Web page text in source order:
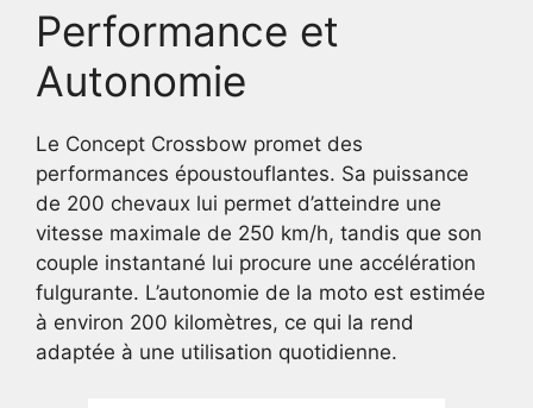
Performance et
Autonomie
Le Concept Crossbow promet des
performances époustouflantes. Sa puissance
de 200 chevaux lui permet d’atteindre une
vitesse maximale de 250 km/h, tandis que son
couple instantané lui procure une accélération
fulgurante. L’autonomie de la moto est estimée
à environ 200 kilomètres, ce qui la rend
adaptée à une utilisation quotidienne.